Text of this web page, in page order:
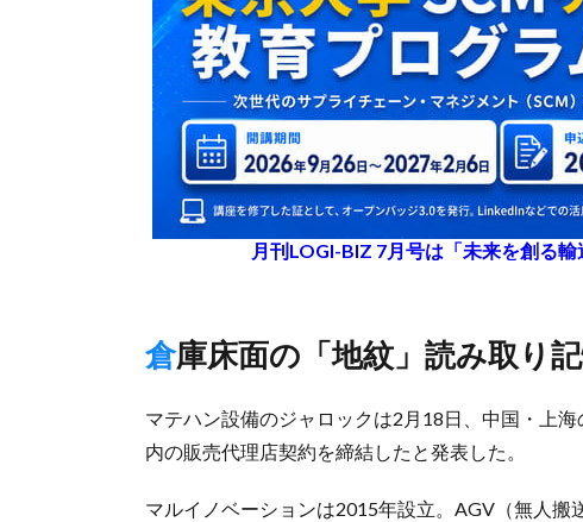
月刊LOGI-BIZ 7月号は「未来を創る
倉庫床面の「地紋」読み取り
マテハン設備のジャロックは2月18日、中国・上
内の販売代理店契約を締結したと発表した。
マルイノベーションは2015年設立。AGV（無人搬